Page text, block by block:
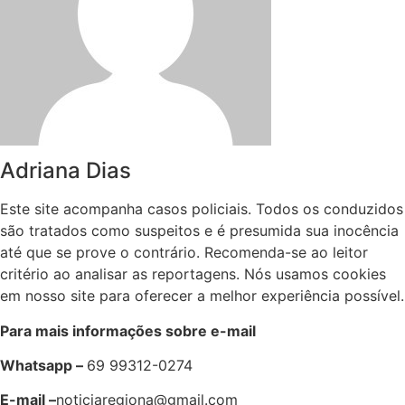
Adriana Dias
Este site acompanha casos policiais. Todos os conduzidos
são tratados como suspeitos e é presumida sua inocência
até que se prove o contrário. Recomenda-se ao leitor
critério ao analisar as reportagens. Nós usamos cookies
em nosso site para oferecer a melhor experiência possível.
Para mais informações sobre e-mail
Whatsapp – 69 99312-0274
E-mail –noticiaregiona@gmail.com